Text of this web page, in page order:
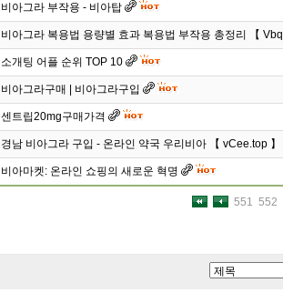
비아그라 부작용 - 비아탑
비아그라 복용법 용량별 효과 복용법 부작용 총정리 【
소개팅 어플 순위 TOP 10
비아그라구매 | 비아그라구입
센트립20mg구매가격
경남 비아그라 구입 - 온라인 약국 우리비아 【 vCee.top 】
비아마켓: 온라인 쇼핑의 새로운 혁명
551 552